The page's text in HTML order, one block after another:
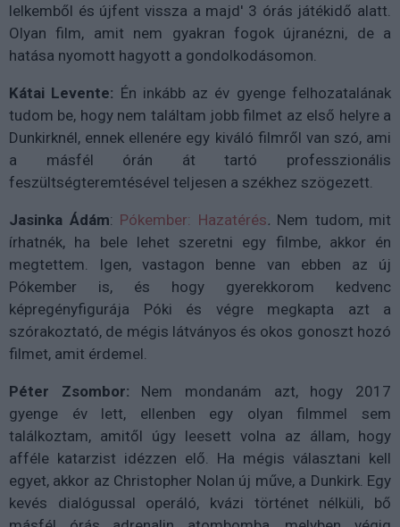
lelkemből és újfent vissza a majd' 3 órás játékidő alatt.
Olyan film, amit nem gyakran fogok újranézni, de a
hatása nyomott hagyott a gondolkodásomon.
Kátai Levente: Én inkább az év gyenge felhozatalának
tudom be, hogy nem találtam jobb filmet az első helyre a
Dunkirknél, ennek ellenére egy kiváló filmről van szó, ami
a másfél órán át tartó professzionális
feszültségteremtésével teljesen a székhez szögezett.
Jasinka Ádám: Pókember: Hazatérés. Nem tudom, mit
írhatnék, ha bele lehet szeretni egy filmbe, akkor én
megtettem. Igen, vastagon benne van ebben az új
Pókember is, és hogy gyerekkorom kedvenc
képregényfigurája Póki és végre megkapta azt a
szórakoztató, de mégis látványos és okos gonoszt hozó
filmet, amit érdemel.
Péter Zsombor: Nem mondanám azt, hogy 2017
gyenge év lett, ellenben egy olyan filmmel sem
találkoztam, amitől úgy leesett volna az állam, hogy
afféle katarzist idézzen elő. Ha mégis választani kell
egyet, akkor az Christopher Nolan új műve, a Dunkirk. Egy
kevés dialógussal operáló, kvázi történet nélküli, bő